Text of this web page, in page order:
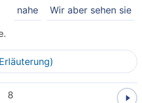
Wir aber sehen sie
nahe
8